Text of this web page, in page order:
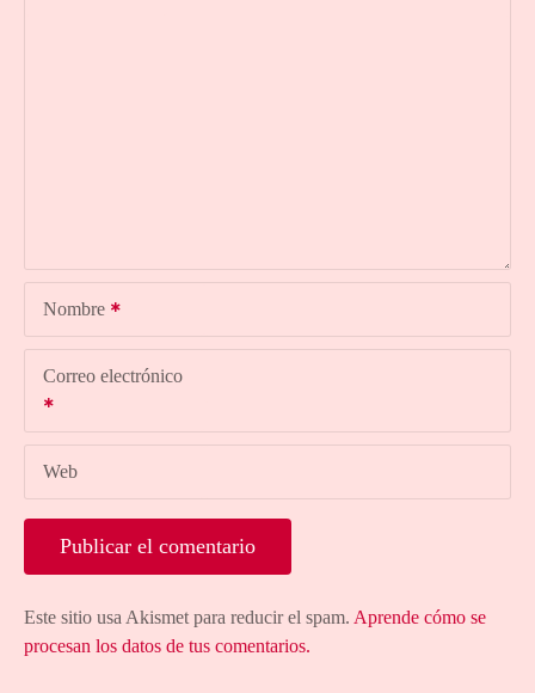
Nombre
Correo electrónico
Web
Este sitio usa Akismet para reducir el spam. Aprende cómo se
procesan los datos de tus comentarios.